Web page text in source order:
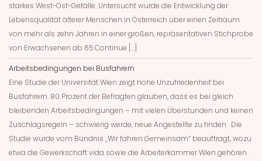
starkes West-Ost-Gefälle. Untersucht wurde die Entwicklung der
Lebensqualität älterer Menschen in Österreich über einen Zeitraum
von mehr als zehn Jahren in einer großen, repräsentativen Stichprobe
von Erwachsenen ab 65.Continue […]
Arbeitsbedingungen bei Busfahrern
Eine Studie der Universität Wien zeigt hohe Unzufriedenheit bei
Busfahrern. 80 Prozent der Befragten glauben, dass es bei gleich
bleibenden Arbeitsbedingungen – mit vielen Überstunden und keinen
Zuschlagsregeln – schwierig werde, neue Angestellte zu finden. Die
Studie wurde vom Bündnis „Wir fahren Gemeinsam“ beauftragt, wozu
etwa die Gewerkschaft vida sowie die Arbeiterkammer Wien gehören.